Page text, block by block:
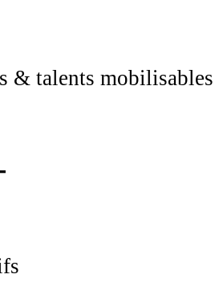
& talents mobilisables